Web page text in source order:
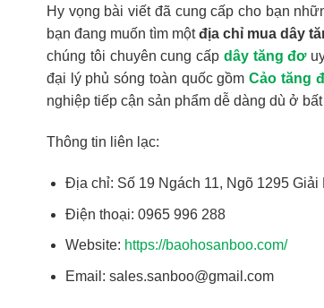
Hy vọng bài viết đã cung cấp cho bạn
bạn đang muốn tìm mộtđịa chỉ mua dây
chúng tôi chuyên cung cấp dây tăng đơ
đại lý phủ sóng toàn quốc gồmCảo tăng
nghiệp tiếp cận sản phẩm dễ dàng dù ở
Thông tin liên lạc:
Địa chỉ: Số 19 Ngách 11, Ngõ 1295
Điện thoại: 0965 996 288
Website: https://baohosanboo.com/
Email: sales.sanboo@gmail.com